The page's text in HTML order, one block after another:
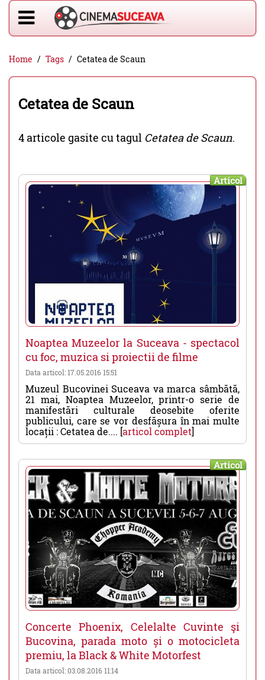
Home Tags Cetatea de Scaun
Cetatea de Scaun
4 articole gasite cu tagul Cetatea de Scaun.
Articol
Noaptea Muzeelor la Suceava - spectacol
cu foc, muzica si proiectii de filme
Data articol: 17.05.2016 15:51
Muzeul Bucovinei Suceava va marca sâmbătă,
21 mai, Noaptea Muzeelor, printr-o serie de
manifestări culturale deosebite oferite
publicului, care se vor desfășura în mai multe
locații : Cetatea de.... [articol complet]
Articol
Concerte Phoenix, Celelalte Cuvinte şi
Bucovina, parada moto și o motocicleta
premiu, la Black & White Motorfest
Data articol: 03.08.2016 11:14